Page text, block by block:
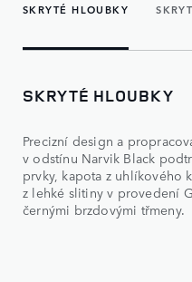
SKRYTÉ HLOUBKY
SKRYTÉ HLOUBKY
Precizní design a
v odstínu Narvik Black
prvky, kapota z uhlíkového
z lehké slitiny v provedení
černými brzdovými třmeny.